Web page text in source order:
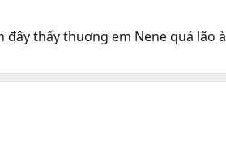
đây thấy thuơng em Nene quá lão à